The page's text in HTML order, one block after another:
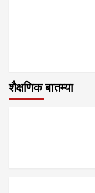
शैक्षणिक बातम्या